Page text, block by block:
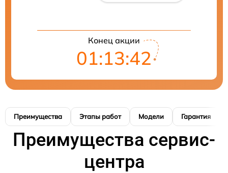
Конец акции
01:13:41
Преимущества Этапы работ Модели Гарантия
Преимущества сервис-
центра